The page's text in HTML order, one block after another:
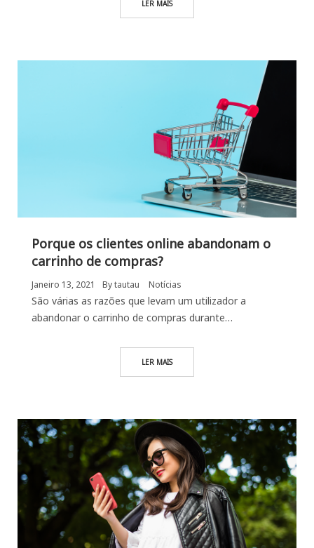
LER MAIS
Porque os clientes online abandonam o
carrinho de compras?
Janeiro 13, 2021 Bytautau Notícias
São várias as razões que levam um utilizador a
abandonar o carrinho de compras durante…
LER MAIS